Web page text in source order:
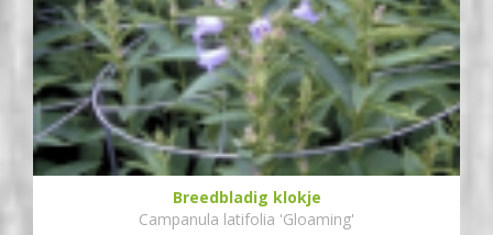
Breedbladig klokje
Campanula latifolia 'Gloaming'